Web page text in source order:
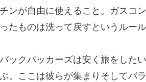
ンが自由に使えること。ガスコ
たものは洗って戻すというルール
ックパッカーズは安く旅をした
。ここは彼らが集まりそしてバ